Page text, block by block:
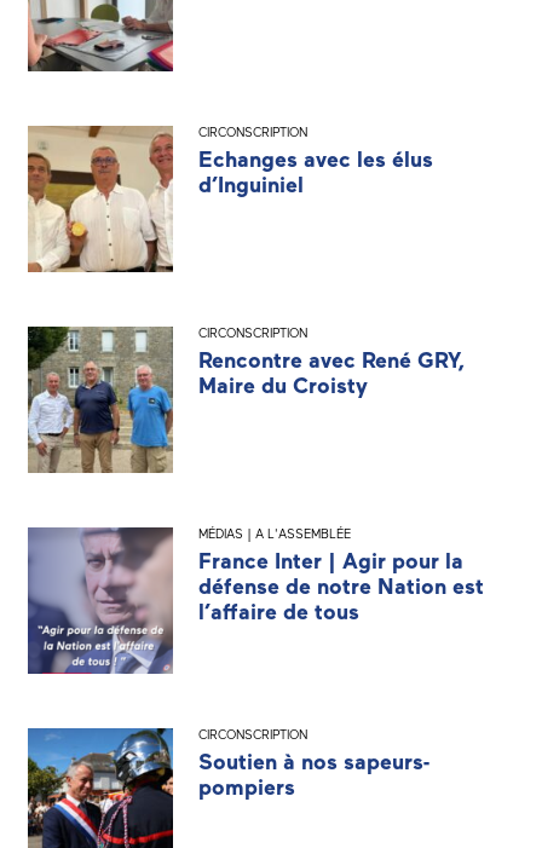
CIRCONSCRIPTION
Echanges avec les élus
d’Inguiniel
CIRCONSCRIPTION
Rencontre avec René GRY,
Maire du Croisty
MÉDIAS | A L'ASSEMBLÉE
France Inter | Agir pour la
défense de notre Nation est
l’affaire de tous
CIRCONSCRIPTION
Soutien à nos sapeurs-
pompiers